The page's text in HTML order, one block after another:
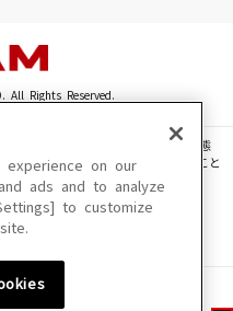
All Rights Reserved.
・写真・動画・音声等を、手段や形態
で複製、転載、ファイル化などすること
だけない場合があります。
なる場合があります。
on our
ads and to analyze
to customize